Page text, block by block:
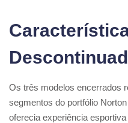
Os três modelos encerrados
segmentos do portfólio
oferecia experiência